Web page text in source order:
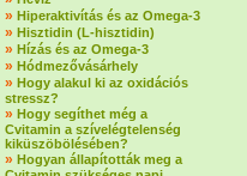
» Hiperaktivítás és az Omega-3
» Hisztidin (L-hisztidin)
» Hízás és az Omega-3
» Hódmezővásárhely
» Hogy alakul ki az oxidációs
stressz?
» Hogy segíthet még a
Cvitamin a szívelégtelenség
kiküszöbölésében?
» Hogyan állapították meg a